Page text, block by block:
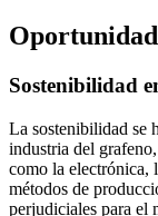
Sostenibilidad
La sostenibilidad se
industria del
como la electrónica,
métodos de
perjudiciales para el